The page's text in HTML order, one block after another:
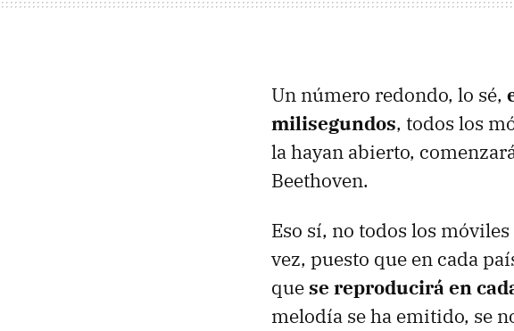
Un número redondo, lo sé,
milisegundos, todos los
la hayan abierto,
Beethoven.
Eso sí, no todos los
vez, puesto que en cada
quese reproducirá en
melodía se ha emitido, se